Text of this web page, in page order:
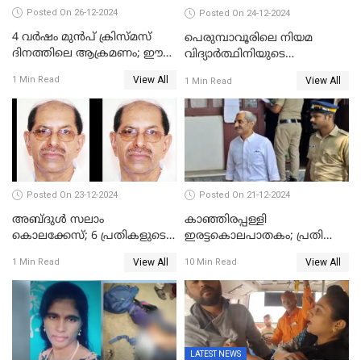
Posted On 26-12-2024
4 വർഷം മുൻപ് ക്രിസ്മസ്
ദിനത്തിലെ ആക്രമണം; ഈ
ചോദിക്കാനെത്തി, 2 പേർ
കുത്തേറ്റു മരിച്ചു
1 Min Read View All
Posted On 24-12-2024
പെരുമ്പാവൂരിലെ നിയമ
വിദ്യാര്‍ത്ഥിനിയുടെ
അമീറുള്‍ ഇസ്ലാമിന്റെ
മനോനിലയില്‍ കുഴപ്പമില്ലെന്ന്
റിപ്പോര്‍ട്ട്
1 Min Read View All
Posted On 23-12-2024
അബ്ദുള്‍ സലാം
കൊലക്കേസ്‌; 6 പ്രതികളുടെ
1 Min Read View All
Posted On 21-12-2024
കാഞ്ഞിരപ്പള്ളി
ഇരട്ടകൊലപാതകം; പ്രതി
ജീവപര്യന്തം
10 Min Read View All
LATEST NEWS